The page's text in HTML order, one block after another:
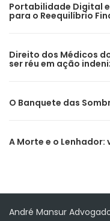
Portabilidade Digital
para o Reequilíbrio
Direito dos Médicos
ser réu em ação
O Banquete das
A Morte e o Lenhador:
André Mansur